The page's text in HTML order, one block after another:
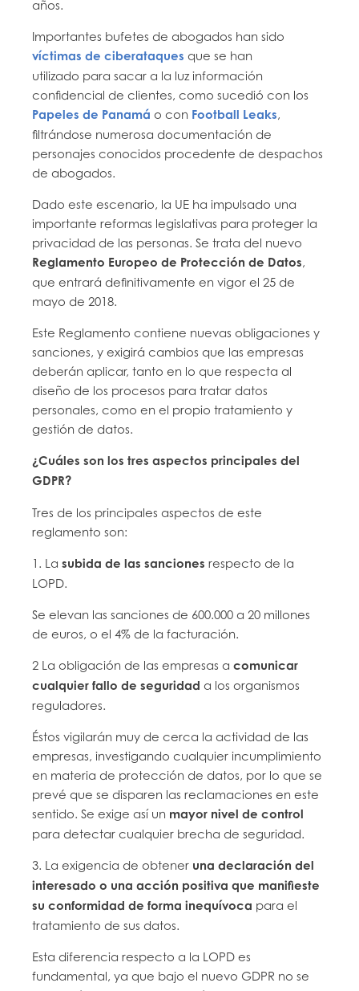
años.
Importantes bufetes de abogados han sido
víctimas de ciberataques que se han
utilizado para sacar a la luz información
confidencial de clientes, como sucedió con los
Papeles de Panamá o con Football Leaks,
filtrándose numerosa documentación de
personajes conocidos procedente de despachos
de abogados.
Dado este escenario, la UE ha impulsado una
importante reformas legislativas para proteger la
privacidad de las personas. Se trata del nuevo
Reglamento Europeo de Protección de Datos,
que entrará definitivamente en vigor el 25 de
mayo de 2018.
Este Reglamento contiene nuevas obligaciones y
sanciones, y exigirá cambios que las empresas
deberán aplicar, tanto en lo que respecta al
diseño de los procesos para tratar datos
personales, como en el propio tratamiento y
gestión de datos.
¿Cuáles son los tres aspectos principales del
GDPR?
Tres de los principales aspectos de este
reglamento son:
1. Lasubida de las sancionesrespecto de la
LOPD.
Se elevan las sanciones de 600.000 a 20 millones
de euros, o el 4% de la facturación.
2 La obligación de las empresas acomunicar
cualquier fallo de seguridad a los organismos
reguladores.
Éstos vigilarán muy de cerca la actividad de las
empresas, investigando cualquier incumplimiento
en materia de protección de datos, por lo que se
prevé que se disparen las reclamaciones en este
sentido. Se exige así un mayor nivel de control
para detectar cualquier brecha de seguridad.
3. La exigencia de obtener una declaración del
interesado o una acción positiva que manifieste
su conformidad de forma inequívoca para el
tratamiento de sus datos.
Esta diferencia respecto a la LOPD es
fundamental, ya que bajo el nuevo GDPR no se